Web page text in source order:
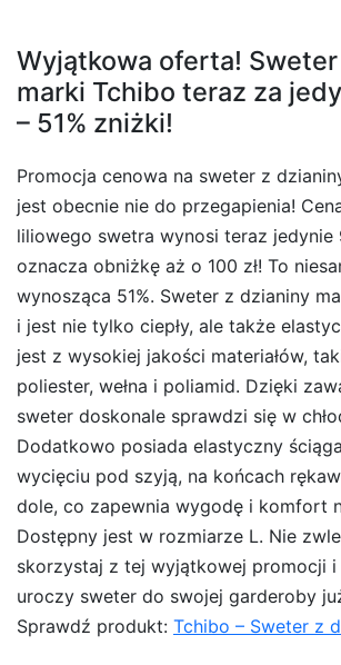
Wyjątkowa oferta!
marki Tchibo teraz za
– 51% zniżki!
Promocja cenowa na sweter z
jest obecnie nie do przegapienia!
liliowego swetra wynosi teraz jedynie
oznacza obniżkę aż o 100 zł! To
wynosząca 51%. Sweter z dzianiny
i jest nie tylko ciepły, ale także
jest z wysokiej jakości materiałów,
poliester, wełna i poliamid. Dzięki
sweter doskonale sprawdzi się w
Dodatkowo posiada elastyczny
wycięciu pod szyją, na końcach
dole, co zapewnia wygodę i komfort
Dostępny jest w rozmiarze L. Nie
skorzystaj z tej wyjątkowej promocji
uroczy sweter do swojej garderoby
Sprawdź produkt: Tchibo – Sweter z